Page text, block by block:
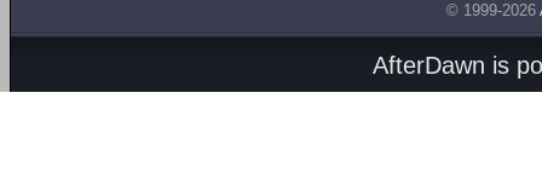
© 1999-2026
AfterDawn is